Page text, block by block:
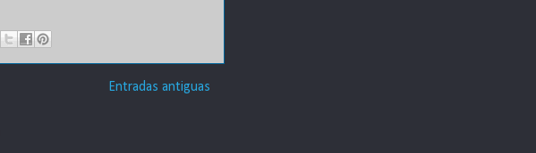
Entradas antiguas